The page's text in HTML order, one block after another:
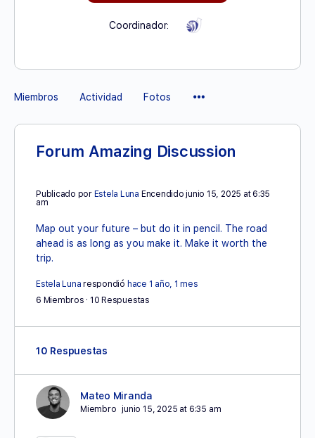
Coordinador:
Miembros Actividad Fotos
Menú
Forum Amazing Discussion
Publicado por Estela Luna Encendido junio 15, 2025 at 6:35
am
Map out your future – but do it in pencil. The road
ahead is as long as you make it. Make it worth the
trip.
Estela Luna respondió hace 1 año, 1 mes
6 Miembros · 10 Respuestas
10 Respuestas
Mateo Miranda
Miembro junio 15, 2025 at 6:35 am